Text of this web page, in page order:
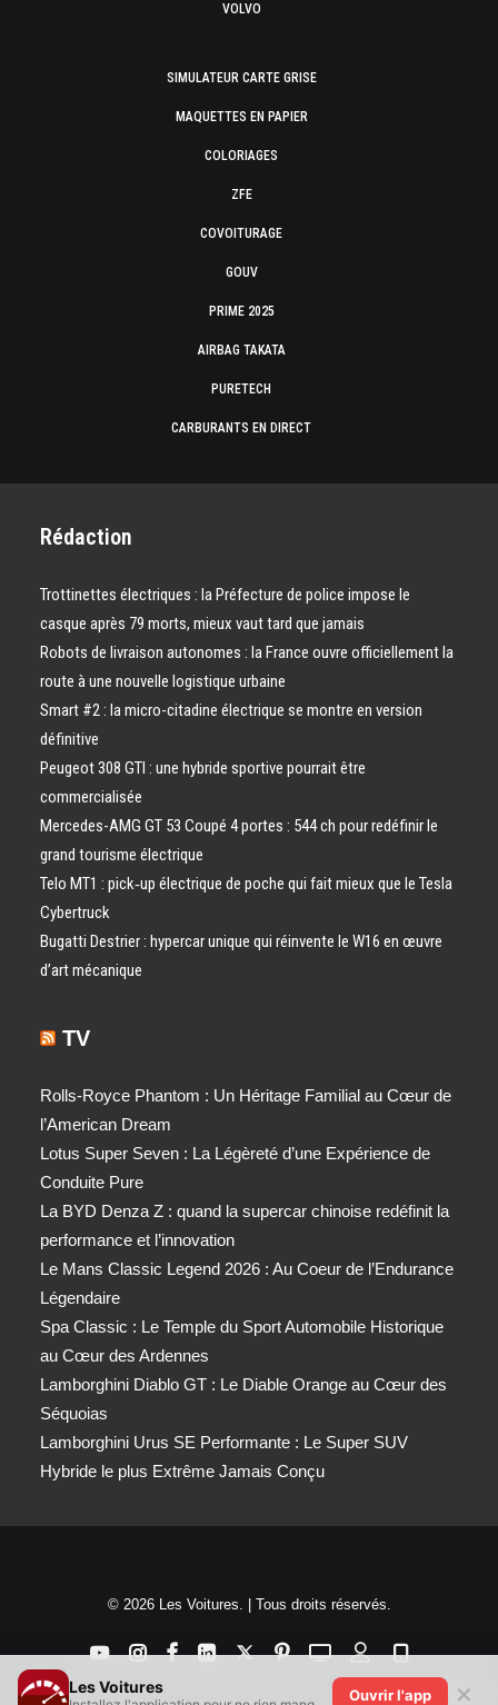
VOLVO
SIMULATEUR CARTE GRISE
MAQUETTES EN PAPIER
COLORIAGES
ZFE
COVOITURAGE
GOUV
PRIME 2025
AIRBAG TAKATA
PURETECH
CARBURANTS EN DIRECT
Rédaction
Trottinettes électriques : la Préfecture de police impose le
casque après 79 morts, mieux vaut tard que jamais
Robots de livraison autonomes : la France ouvre officiellement la
route à une nouvelle logistique urbaine
Smart #2 : la micro-citadine électrique se montre en version
définitive
Peugeot 308 GTI : une hybride sportive pourrait être
commercialisée
Mercedes-AMG GT 53 Coupé 4 portes : 544 ch pour redéfinir le
grand tourisme électrique
Telo MT1 : pick‑up électrique de poche qui fait mieux que le Tesla
Cybertruck
Bugatti Destrier : hypercar unique qui réinvente le W16 en œuvre
d’art mécanique
TV
Rolls-Royce Phantom : Un Héritage Familial au Cœur de
l’American Dream
Lotus Super Seven : La Légèreté d’une Expérience de
Conduite Pure
La BYD Denza Z : quand la supercar chinoise redéfinit la
performance et l’innovation
Le Mans Classic Legend 2026 : Au Coeur de l’Endurance
Légendaire
Spa Classic : Le Temple du Sport Automobile Historique
au Cœur des Ardennes
Lamborghini Diablo GT : Le Diable Orange au Cœur des
Séquoias
Lamborghini Urus SE Performante : Le Super SUV
Hybride le plus Extrême Jamais Conçu
© 2026 Les Voitures. | Tous droits réservés.
Les Voitures Ouvrir l'app ✕